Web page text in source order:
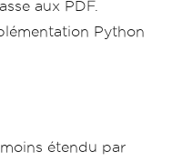
aux PDF.
Python
étendu par